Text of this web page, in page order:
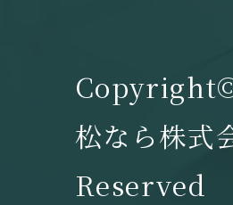
Copyright©
松なら株
Reserved